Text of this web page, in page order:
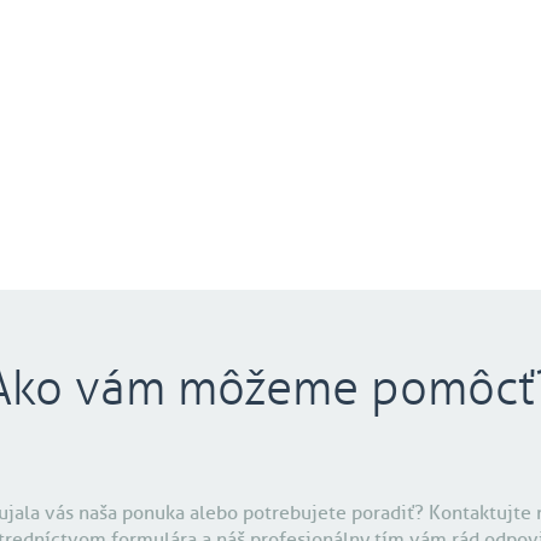
vám môžeme
vás naša ponuka alebo potrebujete poradiť? Kontaktujte